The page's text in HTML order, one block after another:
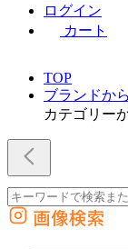
ログイン
カート
TOP
ブランドか
カテゴリー
外部サイトの商品をカ
他のサイトで見つけた商品
画像検索